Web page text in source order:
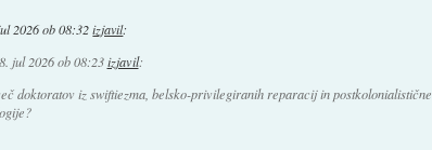
2026 ob 08:32 izjavil:
8. jul 2026 ob 08:23 izjavil:
doktoratov iz swiftiezma, belsko-privilegiranih reparacij in postkolonialistične